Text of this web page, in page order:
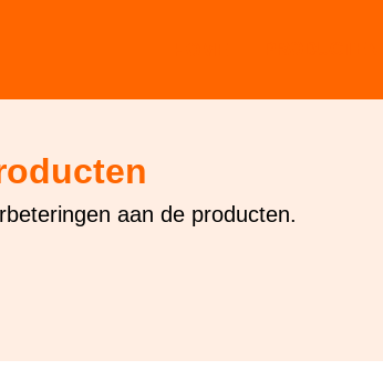
aan de producten.